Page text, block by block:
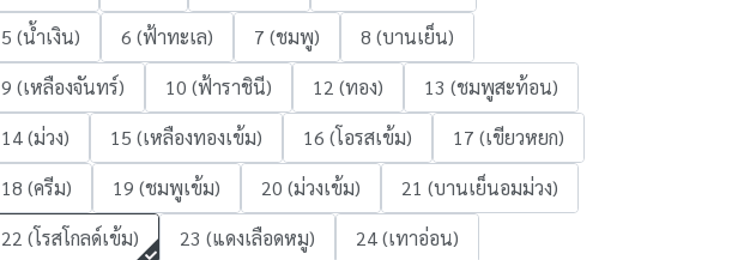
5 (น้ำเงิน)
6 (ฟ้าทะเล) 7 (ชมพู)
8 (บานเย็น)
9 (เหลืองจันทร์)
10 (ฟ้าราชินี) 12 (ทอง)
13 (ชมพูสะท้อน)
14 (ม่วง)
15 (เหลืองทองเข้ม) 16 (โอรสเข้ม)
17 (เขียวหยก)
18 (ครีม)
19 (ชมพูเข้ม) 20 (ม่วงเข้ม)
21 (บานเย็นอมม่วง)
22 (โรสโกลด์เข้ม)
23 (แดงเลือดหมู)
24 (เทาอ่อน)